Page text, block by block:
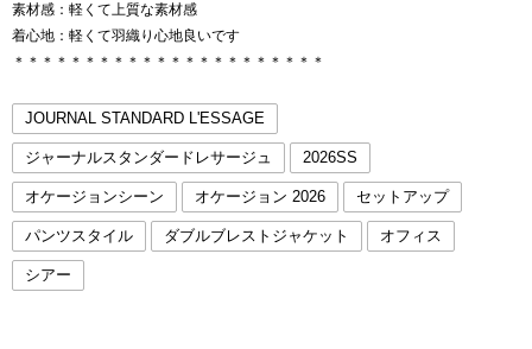
素材感：軽くて上質な素材感
着心地：軽くて羽織り心地良いです
＊＊＊＊＊＊＊＊＊＊＊＊＊＊＊＊＊＊＊＊＊＊
JOURNAL STANDARD L'ESSAGE
ジャーナルスタンダードレサージュ 2026SS
オケージョンシーン オケージョン 2026 セットアップ
パンツスタイル ダブルブレストジャケット オフィス
シアー